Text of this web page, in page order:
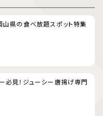
山県の食べ放題スポット特集
必見！ジューシー唐揚げ専門